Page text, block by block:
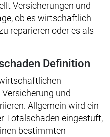
Versicherungen und
ob es wirtschaftlich
reparieren oder es als
Definition
und
Allgemein wird ein
Totalschaden eingestuft,
bestimmten